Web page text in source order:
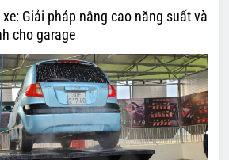
Giải pháp nâng cao năng suất và
cho garage